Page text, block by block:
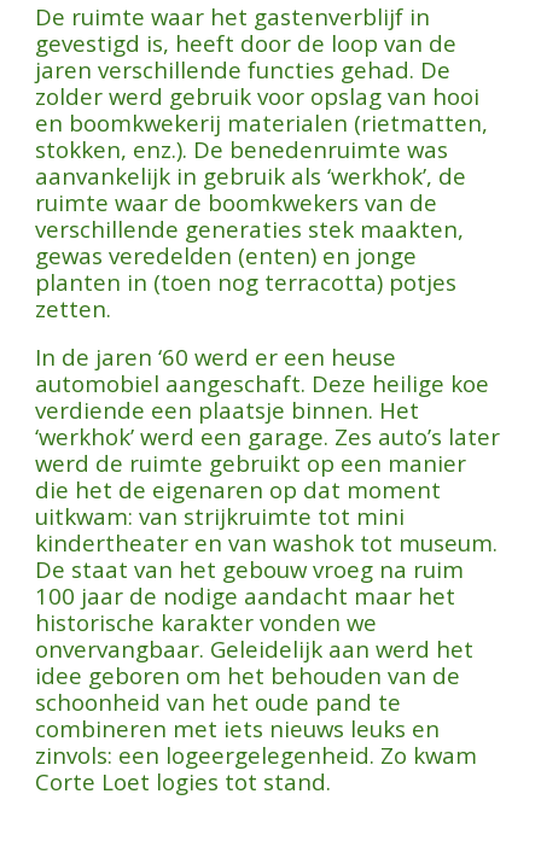
De ruimte waar het gastenverblijf in
gevestigd is, heeft door de loop van de
jaren verschillende functies gehad. De
zolder werd gebruik voor opslag van hooi
en boomkwekerij materialen (rietmatten,
stokken, enz.). De benedenruimte was
aanvankelijk in gebruik als ‘werkhok’, de
ruimte waar de boomkwekers van de
verschillende generaties stek maakten,
gewas veredelden (enten) en jonge
planten in (toen nog terracotta) potjes
zetten.
In de jaren ‘60 werd er een heuse
automobiel aangeschaft. Deze heilige koe
verdiende een plaatsje binnen. Het
‘werkhok’ werd een garage. Zes auto’s later
werd de ruimte gebruikt op een manier
die het de eigenaren op dat moment
uitkwam: van strijkruimte tot mini
kindertheater en van washok tot museum.
De staat van het gebouw vroeg na ruim
100 jaar de nodige aandacht maar het
historische karakter vonden we
onvervangbaar. Geleidelijk aan werd het
idee geboren om het behouden van de
schoonheid van het oude pand te
combineren met iets nieuws leuks en
zinvols: een logeergelegenheid. Zo kwam
Corte Loet logies tot stand.